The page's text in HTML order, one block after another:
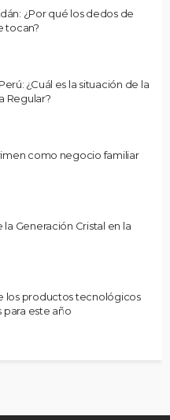
¿Por qué los dedos de
tocan?
¿Cuál es la situación de la
Regular?
como negocio familiar
la Generación Cristal en la
los productos tecnológicos
para este año